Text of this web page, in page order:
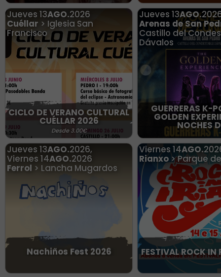
Jueves 13AGO.2026
Cuéllar > Iglesia San
Francisco
CICLO DE VERANO CULTURAL
CUÉLLAR 2026
Desde 3.00€
Jueves 13AGO.
Arenas de San
Castillo del
Dávalos
GUERRERAS K-
GOLDEN
NOCHES
Jueves 13AGO.2026,
Viernes 14AGO.2026
Ferrol > Lancha Mugardos
Nachiños Fest 2026
Viernes 14AGO.
Rianxo> Parque
FESTIVAL ROCK